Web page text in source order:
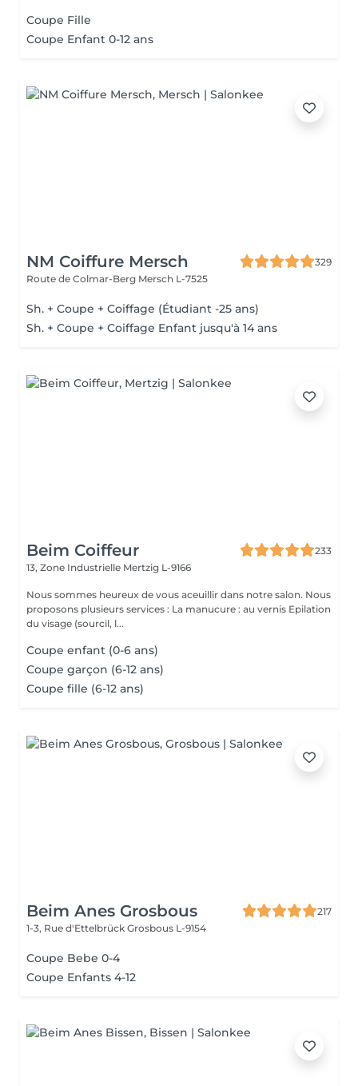
Coupe Fille
Coupe Enfant 0-12 ans
NM Coiffure Mersch
329
Route de Colmar-Berg Mersch L-7525
Sh. + Coupe + Coiffage (Étudiant -25 ans)
Sh. + Coupe + Coiffage Enfant jusqu'à 14 ans
Beim Coiffeur
233
13, Zone Industrielle Mertzig L-9166
Nous sommes heureux de vous aceuillir dans notre salon. Nous
proposons plusieurs services : La manucure : au vernis Epilation
du visage (sourcil, l...
Coupe enfant (0-6 ans)
Coupe garçon (6-12 ans)
Coupe fille (6-12 ans)
Beim Anes Grosbous
217
1-3, Rue d'Ettelbrück Grosbous L-9154
Coupe Bebe 0-4
Coupe Enfants 4-12